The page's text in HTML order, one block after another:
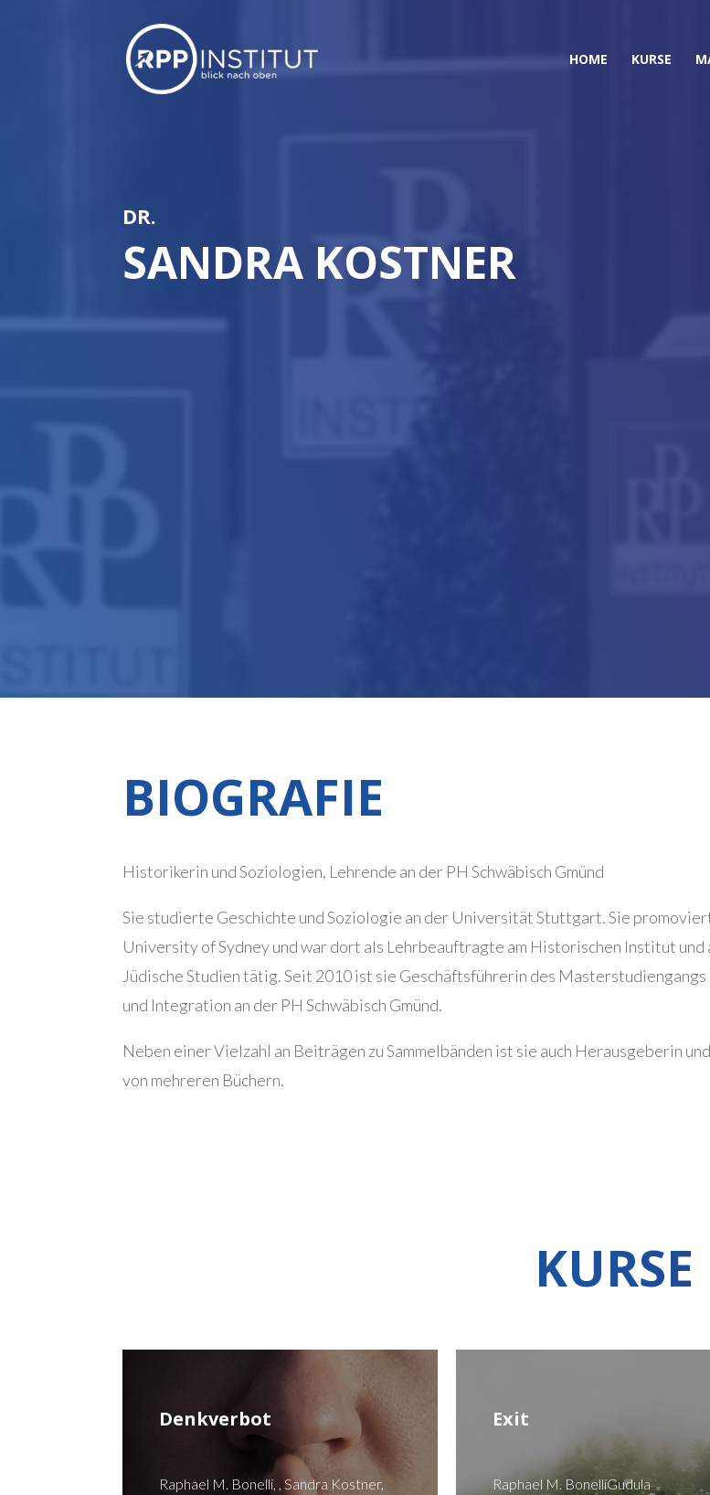
HOME KURSE
DR.
SANDRA KOSTNER
BIOGRAFIE
Historikerin und Soziologien, Lehrende an der PH Schwäbisch Gmünd
Sie studierte Geschichte und Soziologie an der Universität Stuttgart. Sie
University of Sydney und war dort als Lehrbeauftragte am Historischen Institut und
Jüdische Studien tätig. Seit 2010 ist sie Geschäftsführerin des
und Integration an der PH Schwäbisch Gmünd.
Neben einer Vielzahl an Beiträgen zu Sammelbänden ist sie auch Herausgeberin
von mehreren Büchern.
KURSE
Denkverbot
Raphael M. Bonelli, , Sandra Kostner,
Exit
Raphael M. BonelliGudula